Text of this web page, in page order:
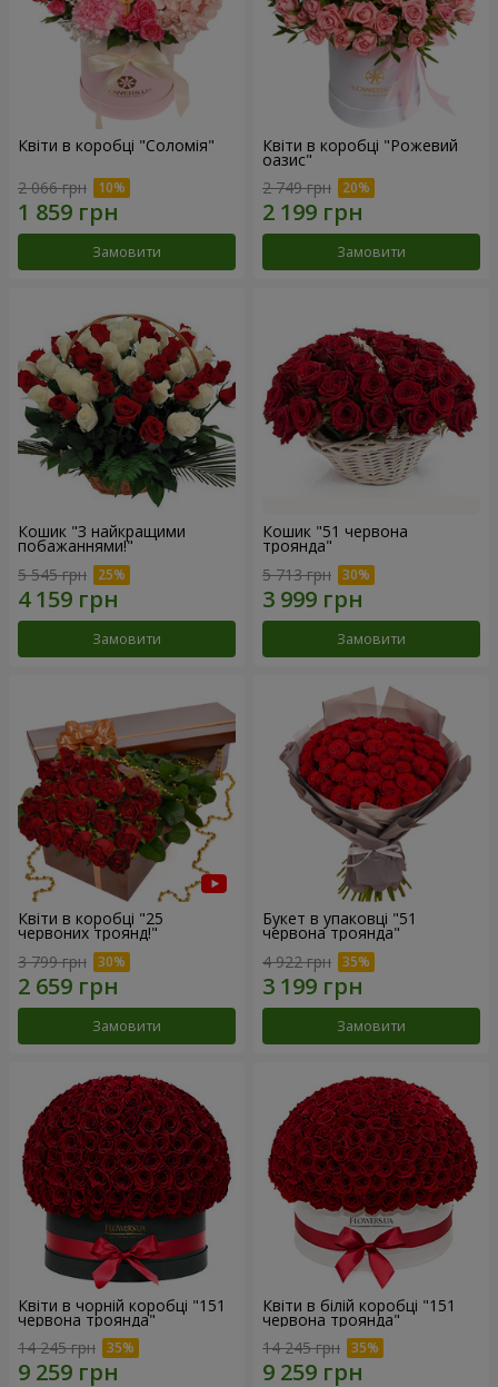
Квіти в коробці "Соломія"
2 066 грн
Замовити
Квіти в коробці "Рожевий
оазис"
2 749 грн
Замовити
Кошик "З найкращими
побажаннями!"
5 545 грн
Замовити
Кошик "51 червона
троянда"
5 713 грн
Замовити
Квіти в коробці "25
червоних троянд!"
3 799 грн
Замовити
Букет в упаковці "51
червона троянда"
4 922 грн
Замовити
Квіти в чорній коробці "151
червона троянда"
14 245 грн
Квіти в білій коробці "151
червона троянда"
14 245 грн